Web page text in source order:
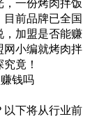
，一份烤肉拌饭
前品牌已全国
，加盟是否能赚
网小编就烤肉拌
竟！
以下将从行业前